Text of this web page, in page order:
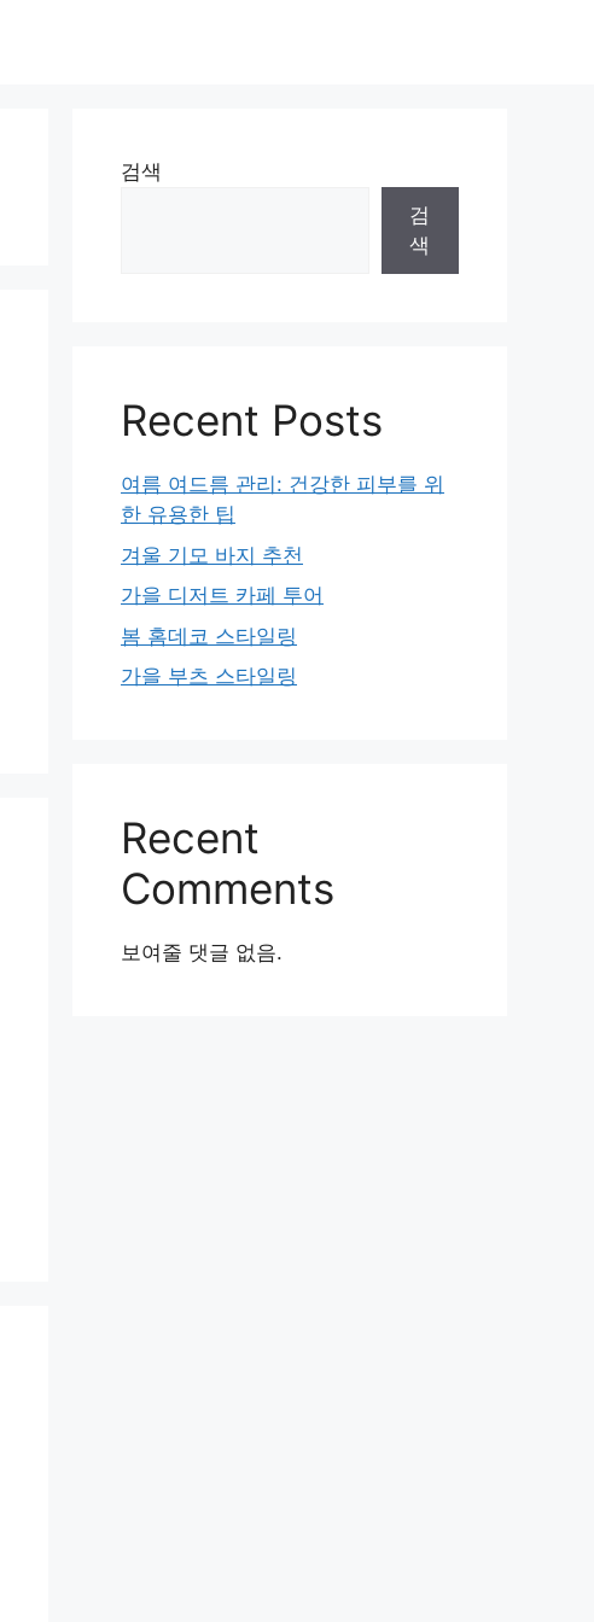
검색
검
색
Recent Posts
여름 여드름 관리: 건강한 피부를 위
한 유용한 팁
겨울 기모 바지 추천
가을 디저트 카페 투어
봄 홈데코 스타일링
가을 부츠 스타일링
Recent
Comments
보여줄 댓글 없음.